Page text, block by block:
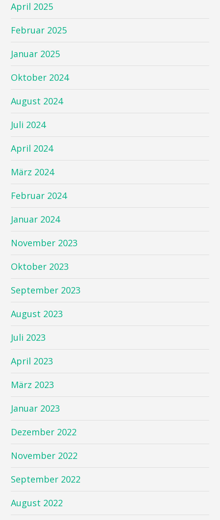
April 2025
Februar 2025
Januar 2025
Oktober 2024
August 2024
Juli 2024
April 2024
März 2024
Februar 2024
Januar 2024
November 2023
Oktober 2023
September 2023
August 2023
Juli 2023
April 2023
März 2023
Januar 2023
Dezember 2022
November 2022
September 2022
August 2022